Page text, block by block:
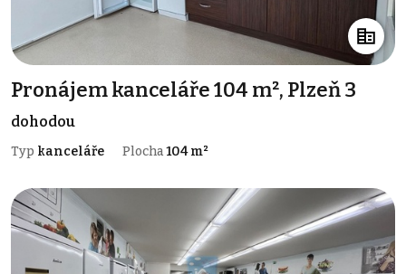
Pronájem kanceláře 104 m², Plzeň 3
dohodou
Typ kanceláře Plocha104 m²